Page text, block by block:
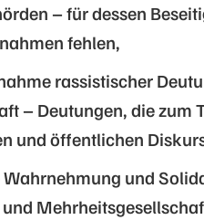
– für dessen
fehlen,
rassistischer
– Deutungen, die zum
und öffentlichen
und